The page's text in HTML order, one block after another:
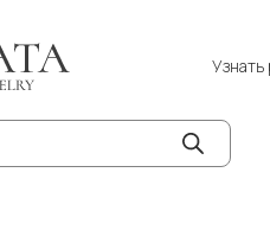
Узнать